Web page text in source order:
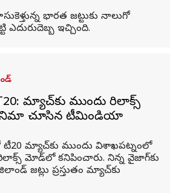
భారత జట్టుకు నాలుగో
ఎదురుదెబ్బ ఇచ్చింది.
మ్యాచ్‌కు ముందు రిలాక్స్‌
చూసిన టీమిండియా
మ్యాచ్‌కు ముందు విశాఖపట్నంలో
మోడ్‌లో కనిపించారు. నిన్న వైజాగ్‌కు
జట్లు ప్రస్తుతం మ్యాచ్‌కు